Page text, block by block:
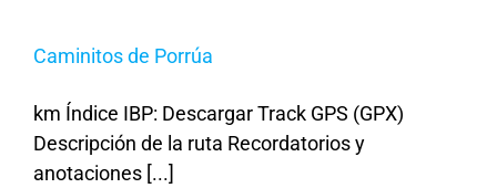
Caminitos de Porrúa
km Índice IBP: Descargar Track GPS (GPX)
Descripción de la ruta Recordatorios y
anotaciones [...]